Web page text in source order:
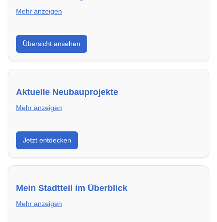
Mehr anzeigen
Hier findest du die wichtigsten Anbieter in Pforzheim –
von Genossenschaften bis zu privaten Vermietern.
Übersicht ansehen
Aktuelle Neubauprojekte
Mehr anzeigen
Entdecke Neubauprojekte in Pforzheim – modern,
energieeffizient und sofort bezugsfertig.
Jetzt entdecken
Mein Stadtteil im Überblick
Mehr anzeigen